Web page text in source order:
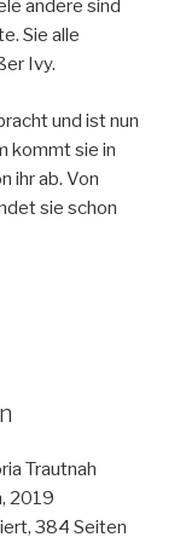
andere sind
Sie alle
Ivy.
und ist nun
kommt sie in
ihr ab. Von
sie schon
Trautnah
2019
384 Seiten